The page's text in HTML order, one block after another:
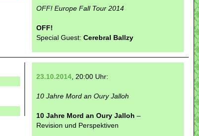
OFF! Europe Fall Tour 2014
OFF!
Special Guest: Cerebral Ballzy
23.10.2014 , 20:00 Uhr:
10 Jahre Mord an Oury Jalloh
10 Jahre Mord an Oury Jalloh –
Revision und Perspektiven